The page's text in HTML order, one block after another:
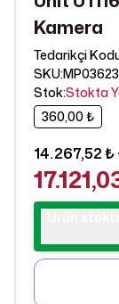
Kamera
Tedarikçi
SKU:MP03623
Stok:Stokta
360,00 ₺
14.267,52 ₺